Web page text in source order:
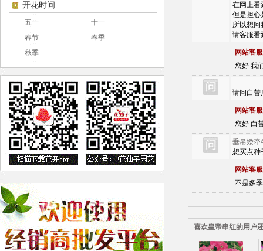
开花时间
五一
十一
春节
春季
秋季
在网上看
但是担心
所以想
请客服看
网站客
您好 我
请问白苦
网站客
您好 白
垂吊矮牵
想买点种
网站客
不是多
喜欢皇帝串红的用户